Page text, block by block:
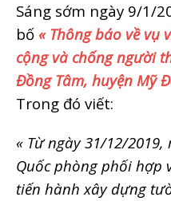
Sáng sớm ngày 9/1/
bố « Thông báo về vụ
cộng và chống người
Đồng Tâm, huyện Mỹ
Trong đó viết:
« Từ ngày 31/12/
Quốc phòng phối hợp
tiến hành xây dựng